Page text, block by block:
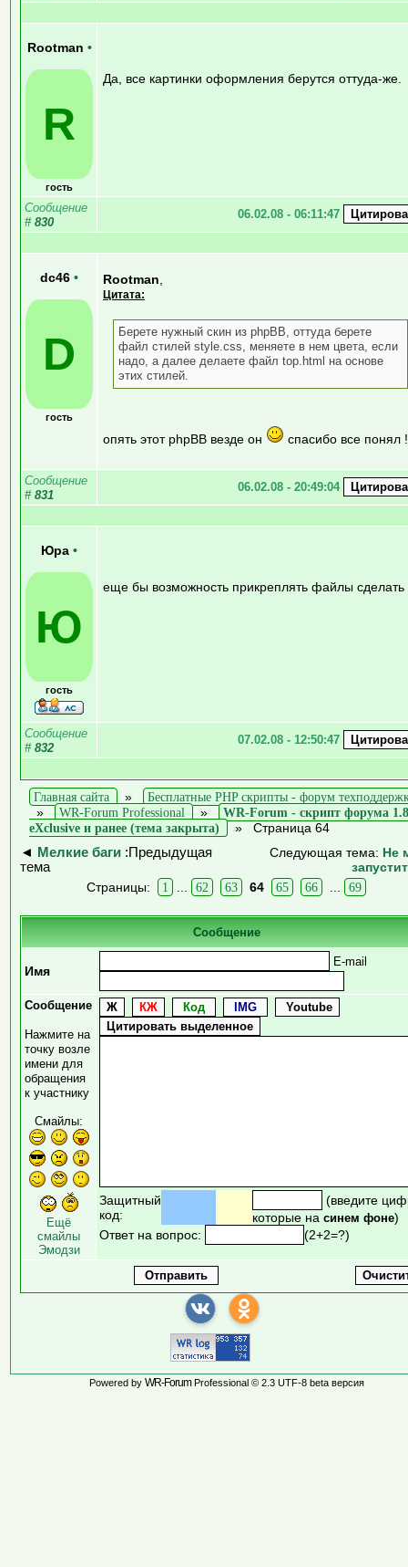
Rootman •
R
гость
Да, все картинки оформления берутся оттуда-же.
Сообщение
# 830
06.02.08 - 06:11:47
dc46 •
D
гость
Rootman
Цитата:
Берете нужный скин из phpBB, оттуда берете
файл стилей style.css, меняете в нем цвета, если
надо, а далее делаете файл top.html на основе
этих стилей.
опять этот phpBB везде он спасибо все понял !
Сообщение
# 831
06.02.08 - 20:49:04
Юра •
Ю
гость
еще бы возможность прикреплять файлы сделать
Сообщение
# 832
07.02.08 - 12:50:47
Главная сайта »
Бесплатные PHP скрипты - форум
»
WR-Forum Professional »
WR-Forum - скрипт форума 1.8
eXclusive и ранее (тема закрыта)
» Страница 64
◄
Мелкие баги :Предыдущая
тема
Следующая тема: Не
Страницы:
1 62 63 64 65 66 69
Сообщение
Имя
E-mail
Сообщение
Нажмите на
точку возле
имени для
обращения
к участнику
Смайлы:
Ещё
смайлы
Эмодзи
Защитный
код:
(введите
которые на синем фоне)
Ответ на вопрос:
(2+2=?)
Powered by WR-ForumProfessional © 2.3 UTF-8 beta версия